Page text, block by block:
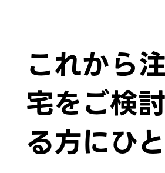
これから
宅をご検
る方にひ